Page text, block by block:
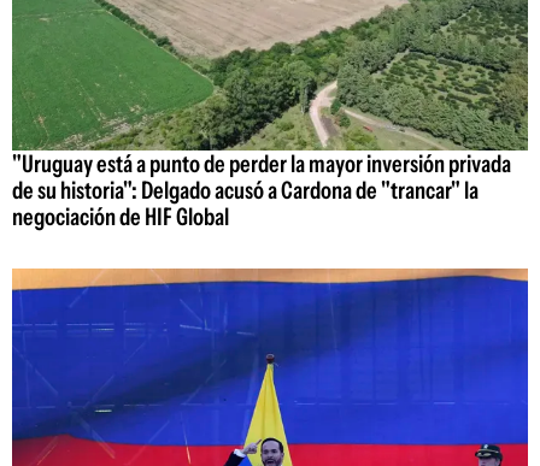
"Uruguay está a punto de perder la mayor inversión privada
de su historia": Delgado acusó a Cardona de "trancar" la
negociación de HIF Global